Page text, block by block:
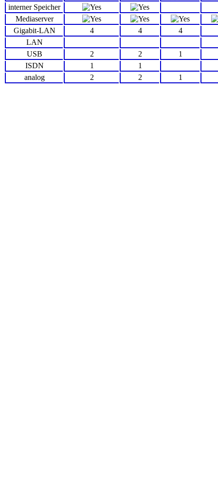
interner Speicher
Mediaserver
Gigabit-LAN
4 4
4
LAN
USB
2 2
1
ISDN
1
1
analog
2 2 1